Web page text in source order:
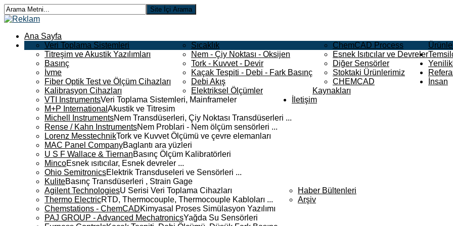
Ana Sayfa
Veri Toplama Sistemleri
Titreşim ve Akustik Yazılımları
Basınç
İvme
Fiber Optik Test ve Ölçüm Cihazları
Kalibrasyon Cihazları
Sıcaklık
Nem - Çiy Noktası - Oksijen
Tork - Kuvvet - Devir
Kaçak Tespiti - Debi - Fark Basınç
Debi Akış
Elektriksel Ölçümler
ChemCAD Process
Esnek Isıtıcılar ve Devreler
Diğer Sensörler
Stoktaki Ürünlerimiz
CHEMCAD
VTI InstrumentsVeri Toplama Sistemleri, Mainframeler
M+P International Akustik ve Titresim
Michell InstrumentsNem Transdüserleri, Çiy Noktası Transdüserleri ...
Rense / Kahn InstrumentsNem Problari - Nem ölçüm sensörleri ...
Lorenz MesstechnikTork ve Kuvvet Ölçümü ve çevre elemanları
MAC Panel CompanyBaglantı ara yüzleri
U S F Wallace & TiernanBasınç Ölçüm Kalibratörleri
MincoEsnek ısıtıcılar, Esnek devreler ...
Ohio SemitronicsElektrik Transduseleri ve Sensörleri ...
KuliteBasınç Transdüserleri , Strain Gage
Agilent TechnologiesU Serisi Veri Toplama Cihazları
Thermo ElectricRTD, Thermocouple, Thermocouple Kabloları ...
Chemstations - ChemCADKimyasal Proses Simülasyon Yazılımı
PAJ GROUP - Advanced MechatronicsYağda Su Sensörleri
Haber Bültenleri
Arşiv
İnsan
Kaynakları
İletişim